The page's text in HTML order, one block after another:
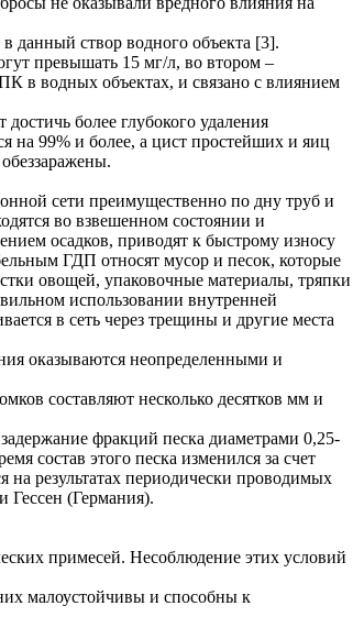
данный створ водного объекта [3].
превышать 15 мг/л, во втором –
в водных объектах, и связано с влиянием
более глубокого удаления
на 99% и более, а цист простейших и яиц
сети преимущественно по дну труб и
во взвешенном состоянии и
осадков, приводят к быстрому износу
ГДП относят мусор и песок, которые
овощей, упаковочные материалы, тряпки
использовании внутренней
в сеть через трещины и другие места
оказываются неопределенными и
составляют несколько десятков мм и
фракций песка диаметрами 0,25-
состав этого песка изменился за счет
результатах периодически проводимых
Гессен (Германия).
примесей. Несоблюдение этих условий
малоустойчивы и способны к